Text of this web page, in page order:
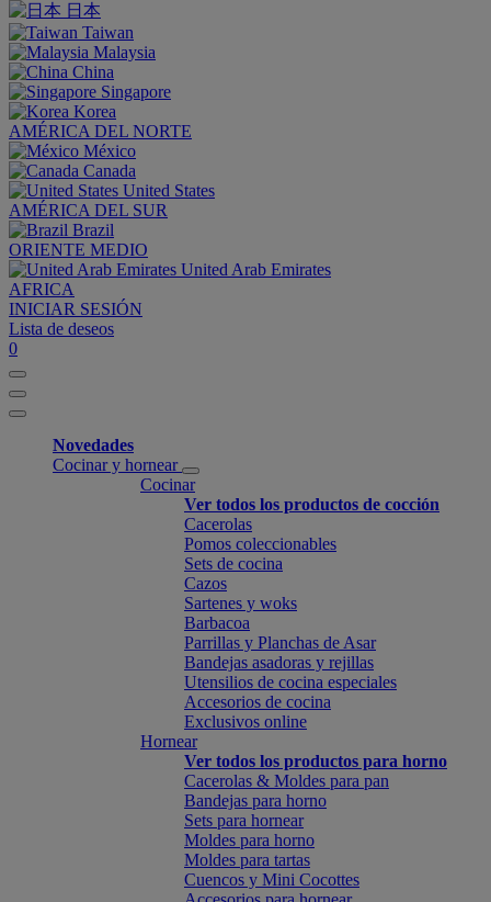
日本
Taiwan
Malaysia
China
Singapore
Korea
AMÉRICA DEL NORTE
México
Canada
United States
AMÉRICA DEL SUR
Brazil
ORIENTE MEDIO
United Arab Emirates
AFRICA
INICIAR SESIÓN
Lista de deseos
0
Novedades
Cocinar y hornear
Cocinar
Ver todos los productos de cocción
Cacerolas
Pomos coleccionables
Sets de cocina
Cazos
Sartenes y woks
Barbacoa
Parrillas y Planchas de Asar
Bandejas asadoras y rejillas
Utensilios de cocina especiales
Accesorios de cocina
Exclusivos online
Hornear
Ver todos los productos para horno
Cacerolas & Moldes para pan
Bandejas para horno
Sets para hornear
Moldes para horno
Moldes para tartas
Cuencos y Mini Cocottes